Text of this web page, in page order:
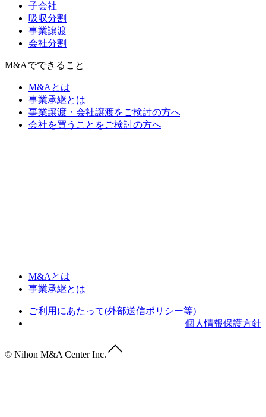
子会社
吸収分割
事業譲渡
会社分割
M&Aでできること
M&Aとは
事業承継とは
事業譲渡・会社譲渡をご検討の方へ
会社を買うことをご検討の方へ
M&Aとは
事業承継とは
ご利用にあたって(外部送信ポリシー等)
個人情報保護方針
© Nihon M&A Center Inc.